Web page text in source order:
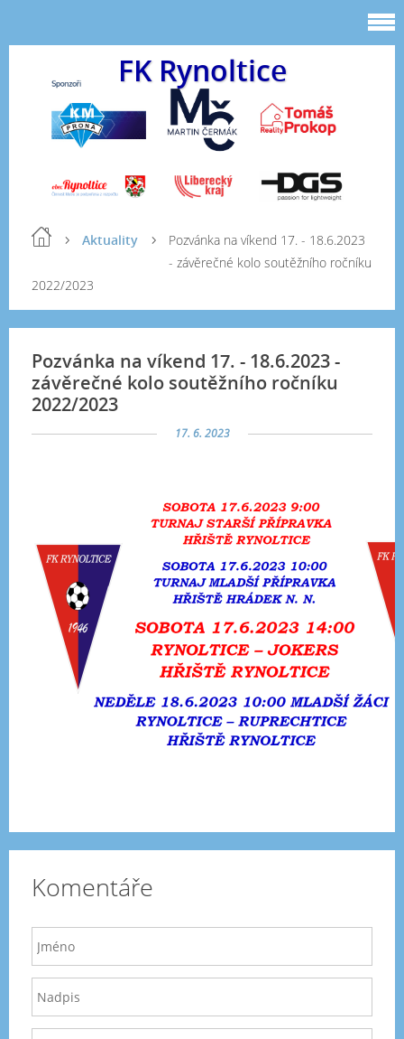
FK Rynoltice
Aktuality
Pozvánka na víkend 17. - 18.6.2023
- závěrečné kolo soutěžního ročníku
2022/2023
Pozvánka na víkend 17. - 18.6.2023 -
závěrečné kolo soutěžního ročníku
2022/2023
17. 6. 2023
Komentáře